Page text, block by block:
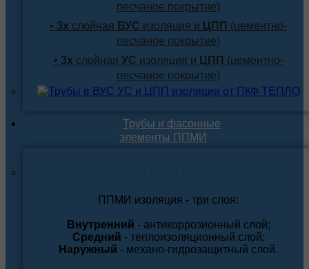
песчаное покрытие)
• 3х слойная ВУС изоляция и ЦПП (цементно-
песчаное покрытие)
• 3х слойная УС изоляция и ЦПП (цементно-
песчаное покрытие)
Трубы и фасонные
элементы ППМИ
ППМИ изоляция - три слоя:
Внутренний - антикоррозионный слой;
Средний - теплоизоляционный слой;
Наружный - механо-гидрозащитный слой.